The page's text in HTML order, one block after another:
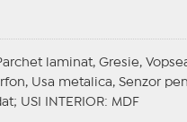
laminat, Gresie,
Usa metalica, Senzor
USI INTERIOR: MDF